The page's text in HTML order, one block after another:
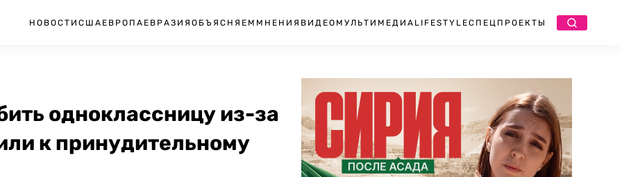
НОВОСТИ США ЕВРОПА ЕВРАЗИЯ ОБЪЯСНЯЕМ МНЕНИЯ ВИДЕО МУЛЬТИМЕДИА LIFESTYLEСПЕЦПРОЕКТЫ
одноклассницу из-за
к принудительному